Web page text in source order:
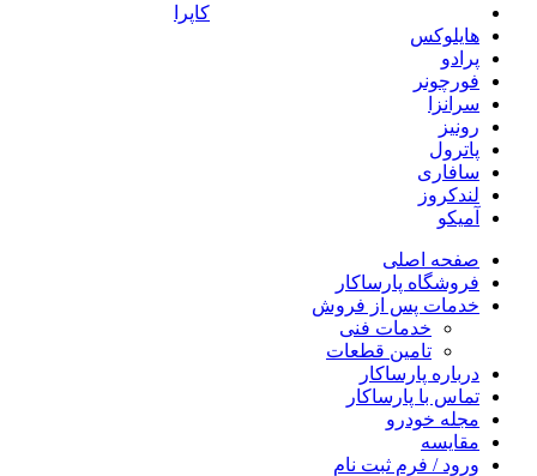
کاپرا
هایلوکس
پرادو
فورچونر
سرانزا
رونیز
پاترول
سافاری
لندکروز
آمیکو
صفحه اصلی
فروشگاه پارساکار
خدمات پس از فروش
خدمات فنی
تامین قطعات
درباره پارساکار
تماس با پارساکار
مجله خودرو
مقایسه
ورود / فرم ثبت نام